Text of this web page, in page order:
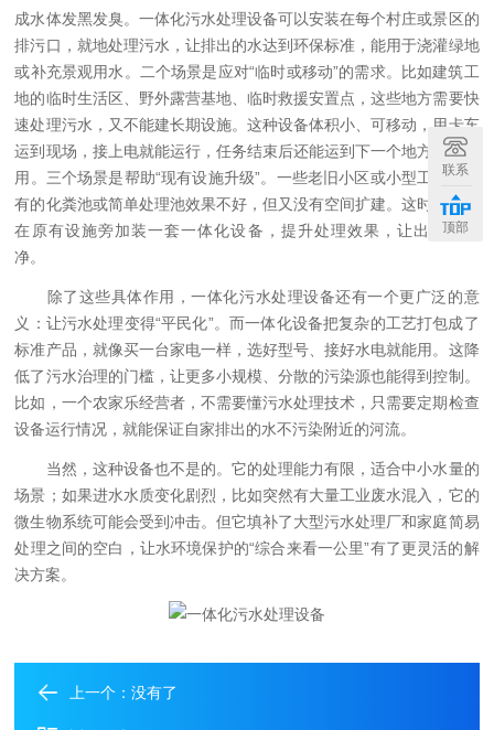
成水体发黑发臭。一体化污水处理设备可以安装在每个村庄或景区的
排污口，就地处理污水，让排出的水达到环保标准，能用于浇灌绿地
或补充景观用水。二个场景是应对“临时或移动”的需求。比如建筑工
地的临时生活区、野外露营基地、临时救援安置点，这些地方需要快
速处理污水，又不能建长期设施。这种设备体积小、可移动，用卡车
运到现场，接上电就能运行，任务结束后还能运到下一个地方继续使
用。三个场景是帮助“现有设施升级”。一些老旧小区或小型工厂，原
有的化粪池或简单处理池效果不好，但又没有空间扩建。这时，可以
在原有设施旁加装一套一体化设备，提升处理效果，让出水更干
净。
除了这些具体作用，一体化污水处理设备还有一个更广泛的意
义：让污水处理变得“平民化”。而一体化设备把复杂的工艺打包成了
标准产品，就像买一台家电一样，选好型号、接好水电就能用。这降
低了污水治理的门槛，让更多小规模、分散的污染源也能得到控制。
比如，一个农家乐经营者，不需要懂污水处理技术，只需要定期检查
设备运行情况，就能保证自家排出的水不污染附近的河流。
当然，这种设备也不是的。它的处理能力有限，适合中小水量的
场景；如果进水水质变化剧烈，比如突然有大量工业废水混入，它的
微生物系统可能会受到冲击。但它填补了大型污水处理厂和家庭简易
处理之间的空白，让水环境保护的“综合来看一公里”有了更灵活的解
决方案。
上一个：没有了
联系
顶部